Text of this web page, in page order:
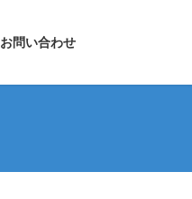
お問い合わせ